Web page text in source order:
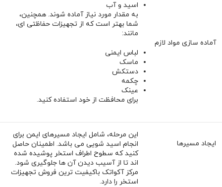
آماده سازی مواد لازم
اسید و آب
به مقدار مورد نیاز آماده شوند. همچنین،
شما بهتر است که از تجهیزات حفاظتی ای،
مانند:
لباس ایمنی
ماسک
دستکش
چکمه
عینک
برای محافظت از خود استفاده کنید.
ایجاد مسیرها
این مرحله، شامل ایجاد مسیرهای ایمن برای
انجام اسید شویی می ‌باشد. اطمینان حاصل
کنید که سطوح اطراف استخر پوشیده شده
‌اند تا از آسیب دیدن آن‌ ها جلوگیری شود.
مرکز آکواتک باکیفیت ترین فروش تجهیزات
استخر را دارد.